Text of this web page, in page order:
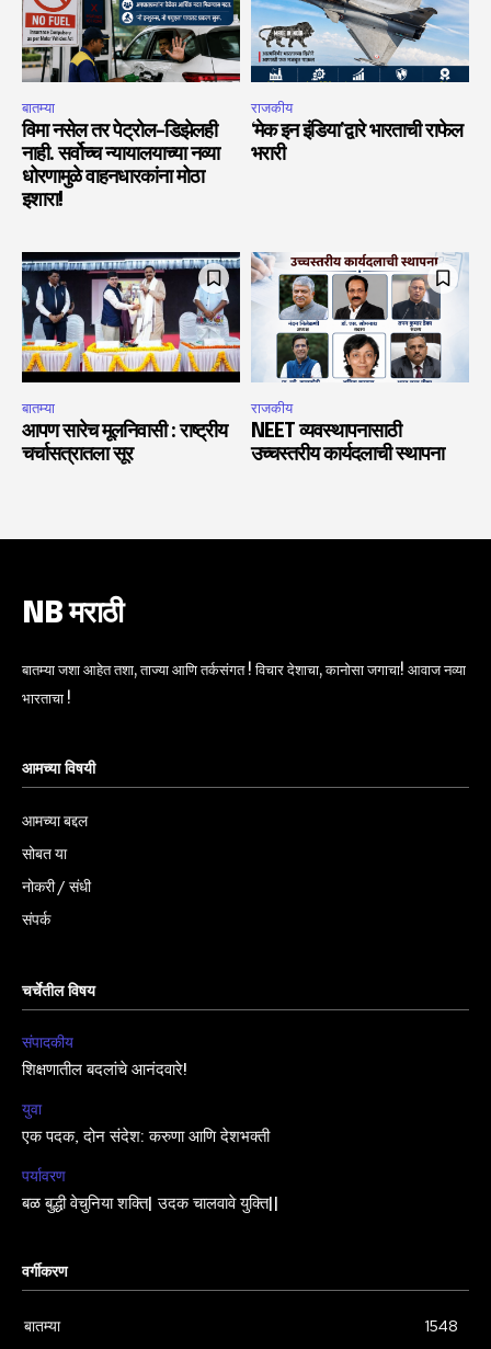
बातम्या
विमा नसेल तर पेट्रोल-डिझेलही
नाही. सर्वोच्च न्यायालयाच्या नव्या
धोरणामुळे वाहनधारकांना मोठा
इशारा!
राजकीय
‘मेक इन इंडिया’द्वारे भारताची राफेल
भरारी
बातम्या
आपण सारेच मूलनिवासी : राष्ट्रीय
चर्चासत्रातला सूर
राजकीय
NEET व्यवस्थापनासाठी
उच्चस्तरीय कार्यदलाची स्थापना
NB मराठी
बातम्या जशा आहेत तशा, ताज्या आणि तर्कसंगत ! विचार देशाचा, कानोसा जगाचा! आवाज नव्या
भारताचा !
आमच्या विषयी
आमच्या बद्दल
सोबत या
नोकरी / संधी
संपर्क
चर्चेतील विषय
संपादकीय
शिक्षणातील बदलांचे आनंदवारे!
युवा
एक पदक, दोन संदेश: करुणा आणि देशभक्ती
पर्यावरण
बळ बुद्धी वेचुनिया शक्ति| उदक चालवावे युक्ति||
वर्गीकरण
बातम्या 1548